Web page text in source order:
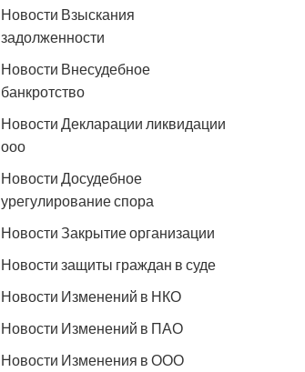
Новости Взыскания
задолженности
Новости Внесудебное
банкротство
Новости Декларации ликвидации
ооо
Новости Досудебное
урегулирование спора
Новости Закрытие организации
Новости защиты граждан в суде
Новости Изменений в НКО
Новости Изменений в ПАО
Новости Изменения в ООО